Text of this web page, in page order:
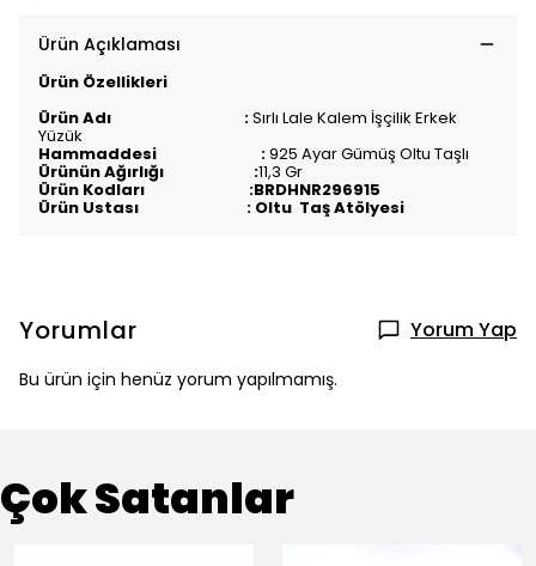
Ürün Açıklaması
Ürün Özellikleri
Ürün Adı :Sırlı Lale Kalem İşçilik Erkek
Yüzük
Hammaddesi :925 Ayar Gümüş Oltu Taşlı
Ürünün Ağırlığı :11,3 Gr
Ürün Kodları :BRDHNR296915
Ürün Ustası : Oltu Taş Atölyesi
Yorumlar Yorum Yap
Bu ürün için henüz yorum yapılmamış.
Çok Satanlar